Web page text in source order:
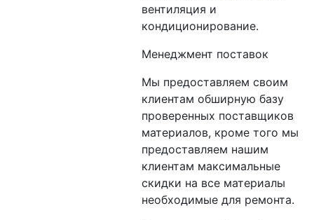
вентиляция и
кондиционирование.
Менеджмент поставок
Мы предоставляем своим
клиентам обширную базу
проверенных поставщиков
материалов, кроме того мы
предоставляем нашим
клиентам максимальные
скидки на все материалы
необходимые для ремонта.